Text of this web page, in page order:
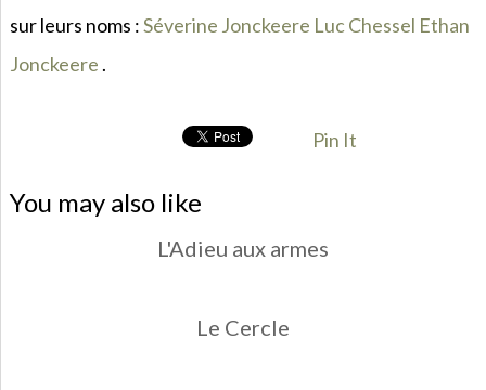
sur leurs noms :Séverine Jonckeere Luc Chessel Ethan
Jonckeere .
Pin It
You may also like
L'Adieu aux armes
Le Cercle